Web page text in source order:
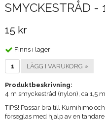
SMYCKESTRÅD -
15 kr
Finns i lager
LÄGG I VARUKORG »
Produktbeskrivning:
4 m smyckestråd (nylon), ca 1,5
​TIPS! Passar bra till Kumihimo
förseglas med hjälp av en tändare